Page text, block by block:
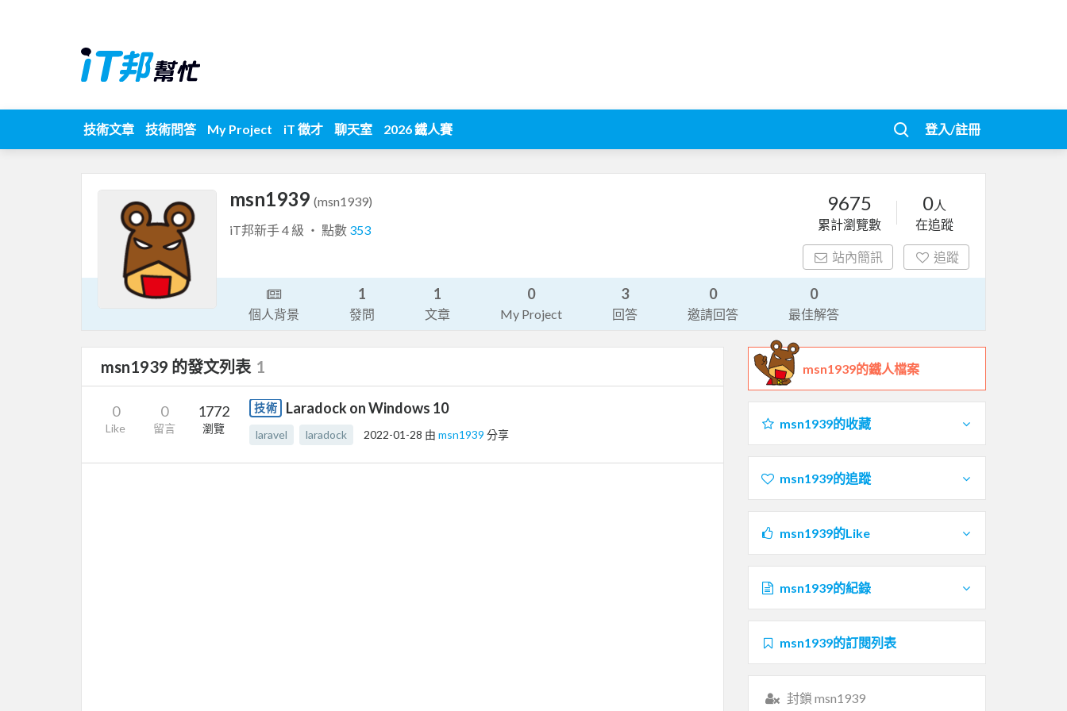
技術文章 技術問答 My Project iT 徵才 聊天室 2026 鐵人賽 登入/註冊
msn1939 (msn1939)
iT邦新手 4 級 ‧ 點數 353
9675
累計瀏覽數
0人
在追蹤
站內簡訊 追蹤
個人背景
1
發問
1
文章
0
My Project
3
回答
0
邀請回答
0
最佳解答
msn1939 的發文列表 1
0
Like
0
留言
1772
瀏覽
技術 Laradock on Windows 10
laravel laradock 2022-01-28 由 msn1939 分享
msn1939的鐵人檔案
msn1939的收藏
msn1939的追蹤
msn1939的Like
msn1939的紀錄
msn1939的訂閱列表
封鎖 msn1939